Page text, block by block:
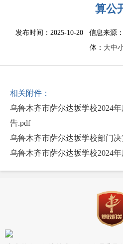
算公
发布时间：2025-10-20 信息来源：
体： 大中
相关附件：
乌鲁木齐市萨尔达坂学校2024
告.pdf
乌鲁木齐市萨尔达坂学校部门决
乌鲁木齐市萨尔达坂学校2024